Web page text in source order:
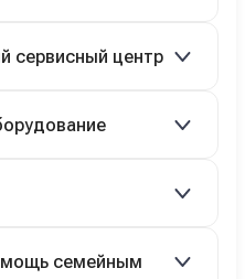
сервисный центр
семейным